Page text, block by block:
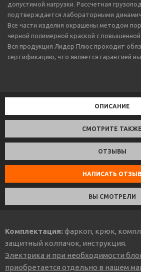
допустимой нагрузки. Рассчетная
подтверждается лабораторными
Все части изделия окрашены методом
черной полимерной краской с
Вся продукция Лидер Плюс проходит
сертификацию, что является гарантией
ОПИСАНИЕ
СМОТРИТЕ ТАКЖЕ
ОТЗЫВЫ
НАПИСАТЬ ОТЗЫВ
ВЫ СМОТРЕЛИ
Комплектация:фаркоп, крюк,
защитный колпачок, инструкция.
Электрика и при необходимости
приобретается отдельно в нашем